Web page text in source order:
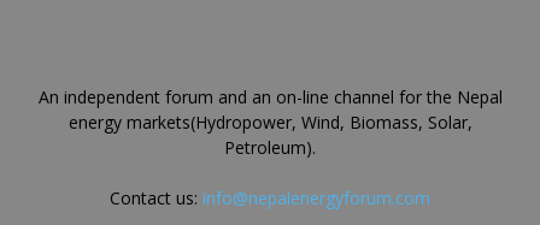
An independent forum and an on-line channel for the Nepal
energy markets(Hydropower, Wind, Biomass, Solar,
Petroleum).
Contact us: info@nepalenergyforum.com